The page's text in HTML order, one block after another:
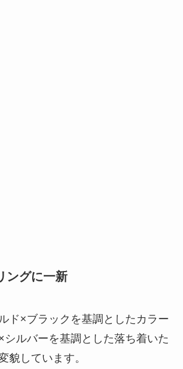
ングに一新
ド×ブラックを基調としたカラー
シルバーを基調とした落ち着いた
貌しています。